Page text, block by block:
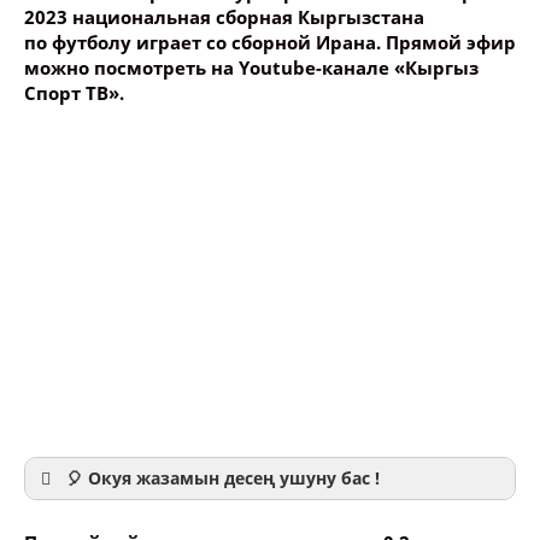
2023 национальная сборная Кыргызстана
по футболу играет со сборной Ирана. Прямой эфир
можно посмотреть на Youtube-канале «Кыргыз
Спорт ТВ».
🎈 Окуя жазамын десең ушуну бас !